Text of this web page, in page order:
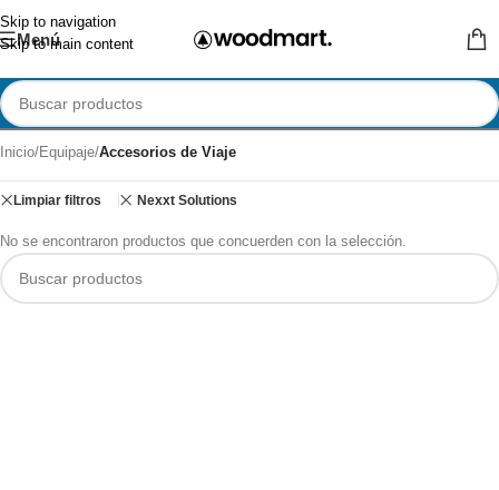
Skip to navigation
Skip to main content
Menú
Inicio/Equipaje/Accesorios de Viaje
Limpiar filtros Nexxt Solutions
No se encontraron productos que concuerden con la selección.